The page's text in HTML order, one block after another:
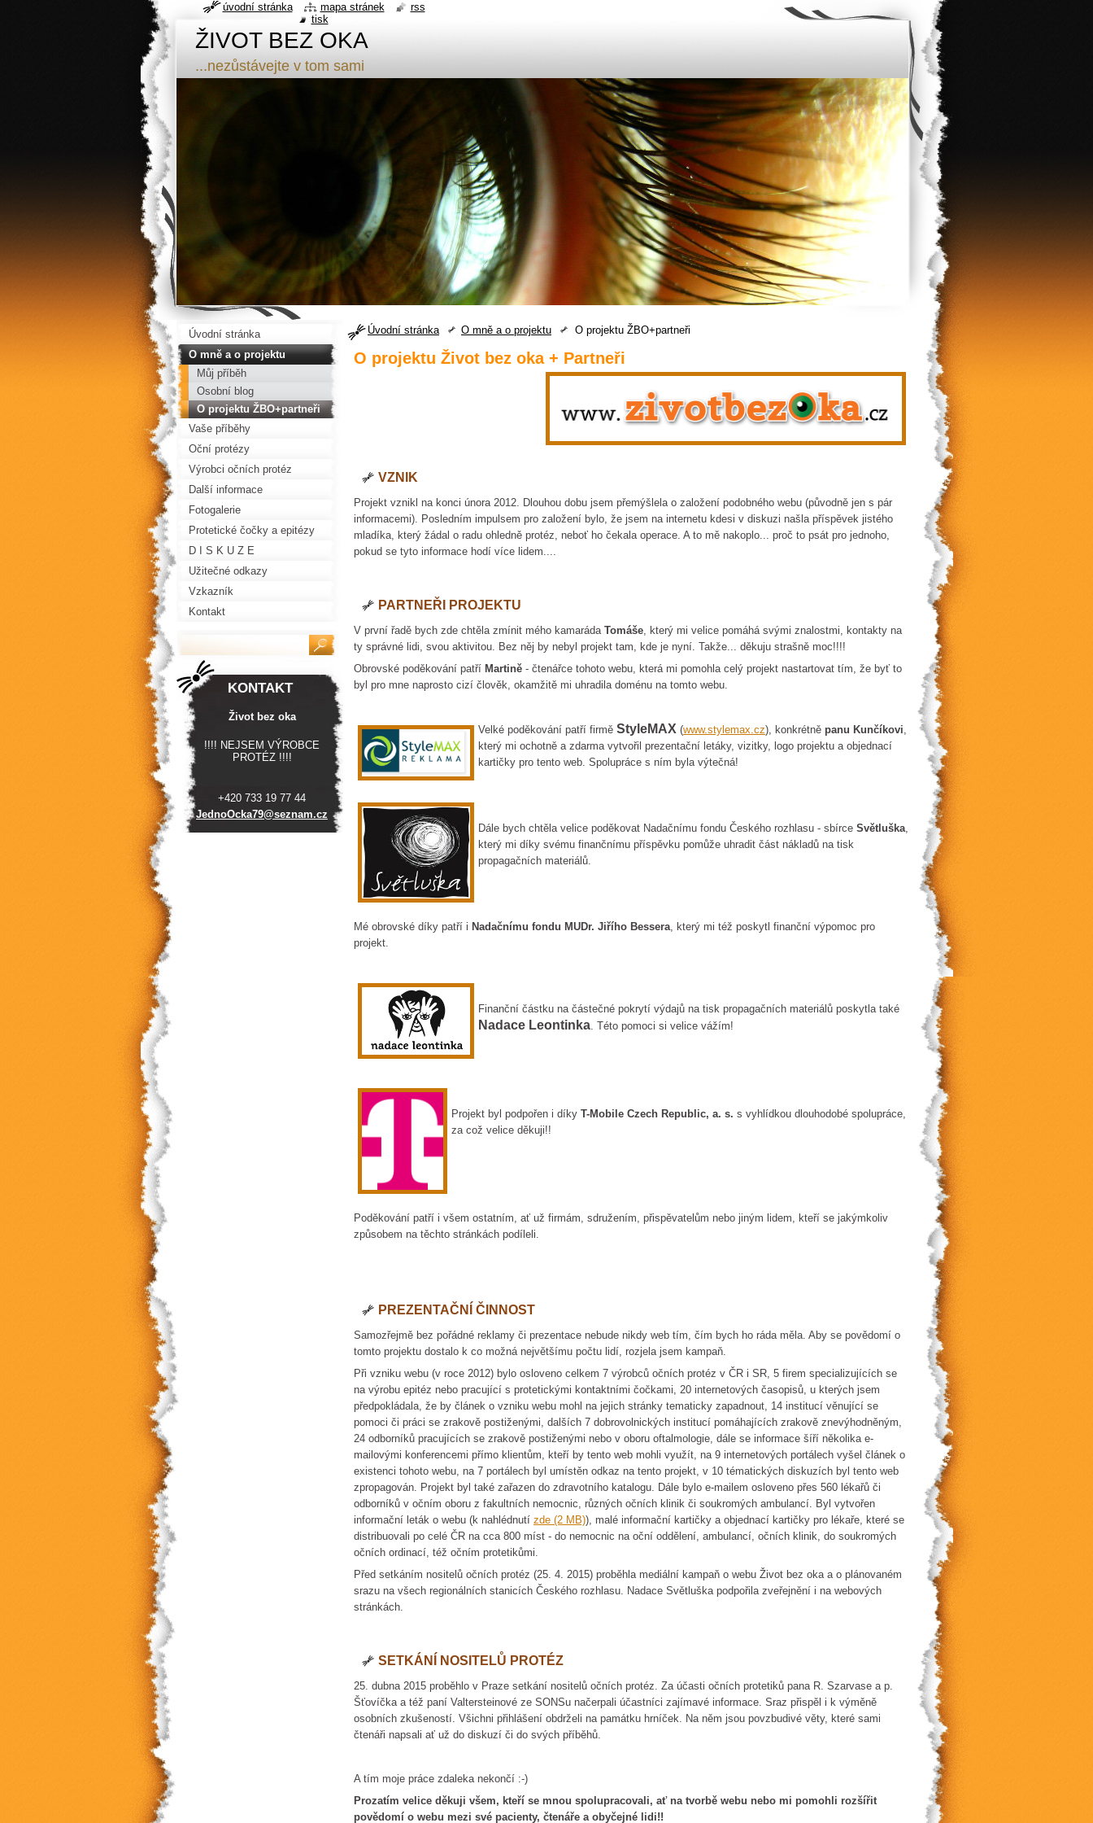
ŽIVOT BEZ OKA
...nezůstávejte v tom sami
Úvodní stránka O mně a o projektu O projektu ŽBO+partneři
O projektu Život bez oka + Partneři
VZNIK
Projekt vznikl na konci února 2012. Dlouhou dobu jsem přemýšlela o založení podobného webu (původně jen s pár
informacemi). Posledním impulsem pro založení bylo, že jsem na internetu kdesi v diskuzi našla příspěvek jistého
mladíka, který žádal o radu ohledně protéz, neboť ho čekala operace. A to mě nakoplo... proč to psát pro jednoho,
pokud se tyto informace hodí více lidem....
PARTNEŘI PROJEKTU
V první řadě bych zde chtěla zmínit mého kamarádaTomáše, který mi velice pomáhá svými znalostmi, kontakty na
ty správné lidi, svou aktivitou. Bez něj by nebyl projekt tam, kde je nyní. Takže... děkuju strašně moc!!!!
Obrovské poděkování patří Martině - čtenářce tohoto webu, která mi pomohla celý projekt nastartovat tím, že byť to
byl pro mne naprosto cizí člověk, okamžitě mi uhradila doménu na tomto webu.
Velké poděkování patří firmě StyleMAX (www.stylemax.cz), konkrétně panu Kunčíkovi,
který mi ochotně a zdarma vytvořil prezentační letáky, vizitky, logo projektu a objednací
kartičky pro tento web. Spolupráce s ním byla výtečná!
Dále bych chtěla velice poděkovat Nadačnímu fondu Českého rozhlasu - sbírce Světluška,
který mi díky svému finančnímu příspěvku pomůže uhradit část nákladů na tisk
propagačních materiálů.
Mé obrovské díky patří i Nadačnímu fondu MUDr. Jiřího Bessera, který mi též poskytl finanční výpomoc pro
projekt.
Finanční částku na částečné pokrytí výdajů na tisk propagačních materiálů poskytla také
Nadace Leontinka. Této pomoci si velice vážím!
Projekt byl podpořen i díky T-Mobile Czech Republic, a. s. s vyhlídkou dlouhodobé spolupráce,
za což velice děkuji!!
Poděkování patří i všem ostatním, ať už firmám, sdružením, přispěvatelům nebo jiným lidem, kteří se jakýmkoliv
způsobem na těchto stránkách podíleli.
PREZENTAČNÍ ČINNOST
Samozřejmě bez pořádné reklamy či prezentace nebude nikdy web tím, čím bych ho ráda měla. Aby se povědomí o
tomto projektu dostalo k co možná největšímu počtu lidí, rozjela jsem kampaň.
Při vzniku webu (v roce 2012) bylo osloveno celkem 7 výrobců očních protéz v ČR i SR, 5 firem specializujících se
na výrobu epitéz nebo pracující s protetickými kontaktními čočkami, 20 internetových časopisů, u kterých jsem
předpokládala, že by článek o vzniku webu mohl na jejich stránky tematicky zapadnout, 14 institucí věnující se
pomoci či práci se zrakově postiženými, dalších 7 dobrovolnických institucí pomáhajících zrakově znevýhodněným,
24 odborníků pracujících se zrakově postiženými nebo v oboru oftalmologie, dále se informace šíří několika e-
mailovými konferencemi přímo klientům, kteří by tento web mohli využít, na 9 internetových portálech vyšel článek o
existenci tohoto webu, na 7 portálech byl umístěn odkaz na tento projekt, v 10 tématických diskuzích byl tento web
zpropagován. Projekt byl také zařazen do zdravotního katalogu. Dále bylo e-mailem osloveno přes 560 lékařů či
odborníků v očním oboru z fakultních nemocnic, různých očních klinik či soukromých ambulancí. Byl vytvořen
informační leták o webu (k nahlédnutí zde (2 MB)), malé informační kartičky a objednací kartičky pro lékaře, které se
distribuovali po celé ČR na cca 800 míst - do nemocnic na oční oddělení, ambulancí, očních klinik, do soukromých
očních ordinací, též očním protetikůmi.
Před setkáním nositelů očních protéz (25. 4. 2015) proběhla mediální kampaň o webu Život bez oka a o plánovaném
srazu na všech regionálních stanicích Českého rozhlasu. Nadace Světluška podpořila zveřejnění i na webových
stránkách.
SETKÁNÍ NOSITELŮ PROTÉZ
25. dubna 2015 proběhlo v Praze setkání nositelů očních protéz. Za účasti očních protetiků pana R. Szarvase a p.
Šťovíčka a též paní Valtersteinové ze SONSu načerpali účastníci zajímavé informace. Sraz přispěl i k výměně
osobních zkušeností. Všichni přihlášení obdrželi na památku hrníček. Na něm jsou povzbudivé věty, které sami
čtenáři napsali ať už do diskuzí či do svých příběhů.
A tím moje práce zdaleka nekončí :-)
Prozatím velice děkuji všem, kteří se mnou spolupracovali, ať na tvorbě webu nebo mi pomohli rozšířit
povědomí o webu mezi své pacienty, čtenáře a obyčejné lidi!!
Úvodní stránka
O mně a o projektu
Můj příběh
Osobní blog
O projektu ŽBO+partneři
Vaše příběhy
Oční protézy
Výrobci očních protéz
Další informace
Fotogalerie
Protetické čočky a epitézy
D I S K U Z E
Užitečné odkazy
Vzkazník
Kontakt
KONTAKT
Život bez oka
!!!! NEJSEM VÝROBCE
PROTÉZ !!!!
+420 733 19 77 44
JednoOcka79@seznam.cz
úvodní stránka mapa stránek
rss
tisk